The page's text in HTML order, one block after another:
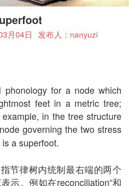
月04日 发布人：nanyuzi
for a node which
feet in a metric tree;
in the tree structure
governing the two stress
is a superfoot.
节律树内统制最右端的两个
示。例如在reconciliation“和